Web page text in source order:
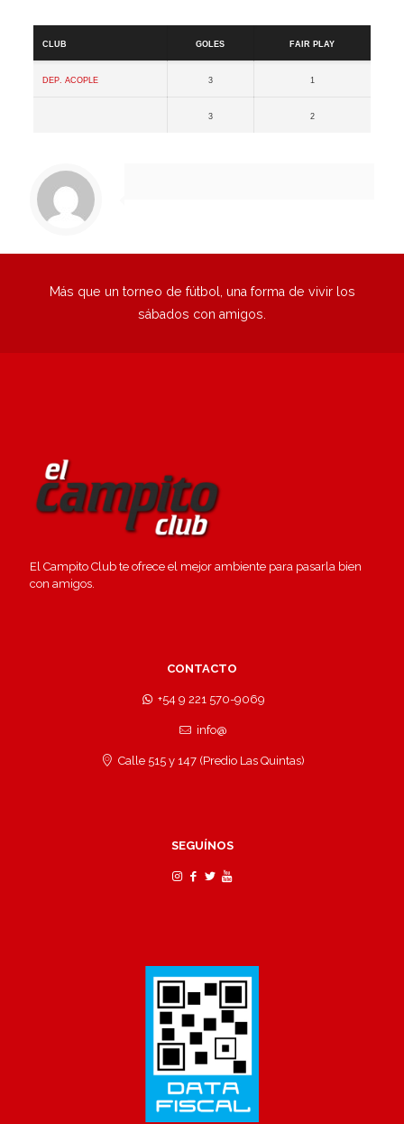
Club
Goles Fair Play
Dep. Acople 3 1
3 2
Más que un torneo de fútbol, una forma de vivir los
sábados con amigos.
El Campito Club te ofrece el mejor ambiente para pasarla bien
con amigos.
CONTACTO
+54 9 221 570-9069
info@
Calle 515 y 147 (Predio Las Quintas)
SEGUÍNOS